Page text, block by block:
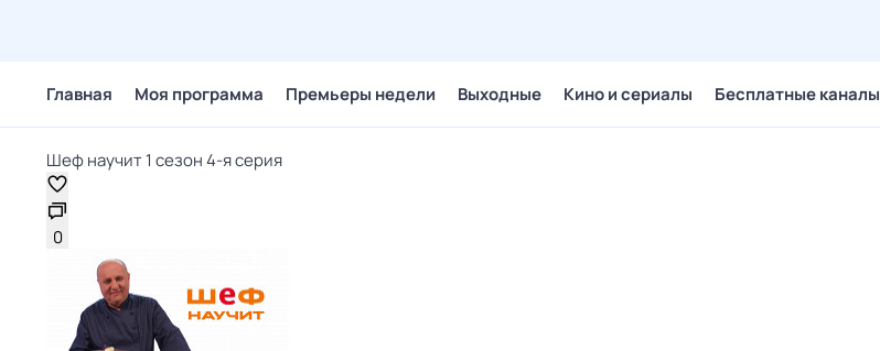
Главная Моя программа Премьеры недели Выходные Кино и сериалы Бесплатные каналы
Шеф научит 1 сезон 4-я серия
0